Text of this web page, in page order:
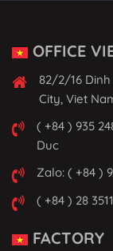
OFFICE
82/2/16 Dinh
City, Viet
( +84 ) 935
Duc
Zalo: ( +84 )
( +84 ) 28
FACTORY